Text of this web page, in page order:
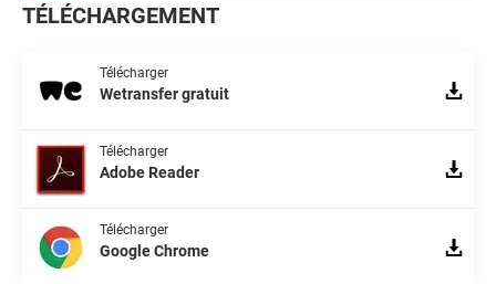
TÉLÉCHARGEMENT
Télécharger
Wetransfer gratuit
Télécharger
Adobe Reader
Télécharger
Google Chrome